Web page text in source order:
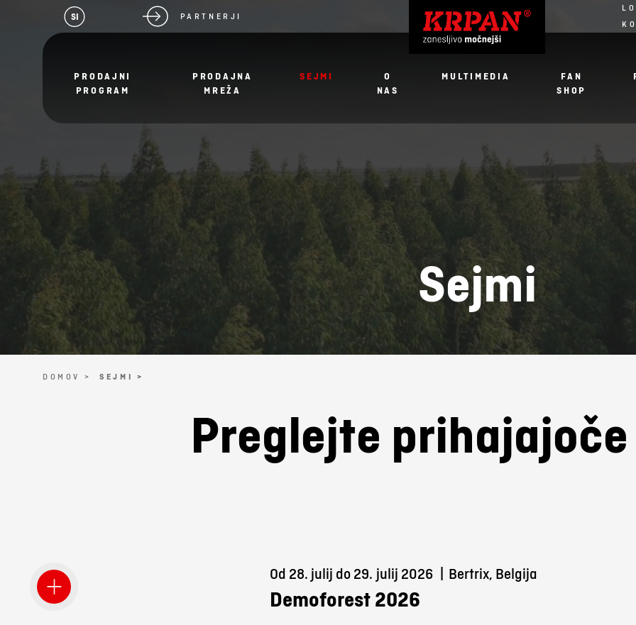
SI PARTNERJI
PRODAJNI
PROGRAM
PRODAJNA
MREŽA
SEJMI
O
NAS
MULTIMEDIA
FAN
SHOP
Sejmi
DOMOV > SEJMI >
Preglejte
Od 28. julij do 29. julij 2026 Bertrix, Belgija
Demoforest 2026